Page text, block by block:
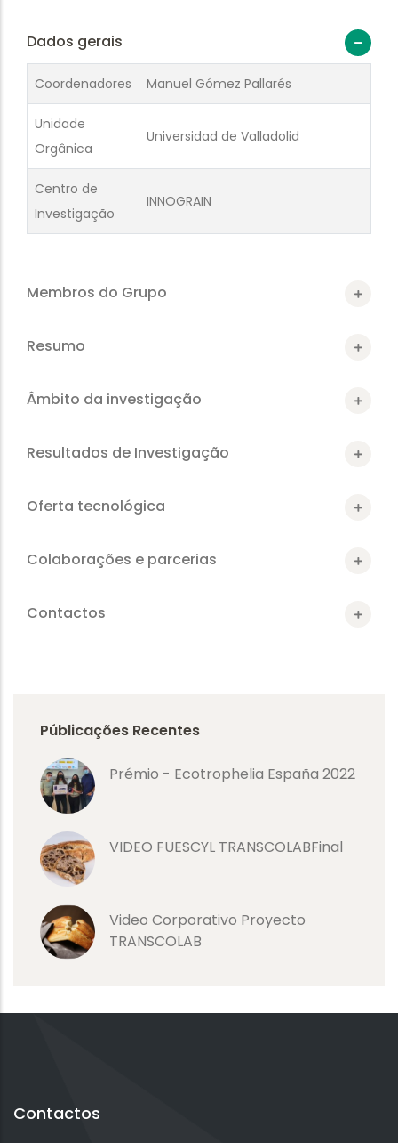
Dados gerais
Coordenadores Manuel Gómez Pallarés
Unidade
Orgânica
Universidad de Valladolid
Centro de
Investigação
INNOGRAIN
Membros do Grupo
Resumo
Âmbito da investigação
Resultados de Investigação
Oferta tecnológica
Colaborações e parcerias
Contactos
Públicações Recentes
Prémio - Ecotrophelia España 2022
VIDEO FUESCYL TRANSCOLABFinal
Video Corporativo Proyecto
TRANSCOLAB
Contactos